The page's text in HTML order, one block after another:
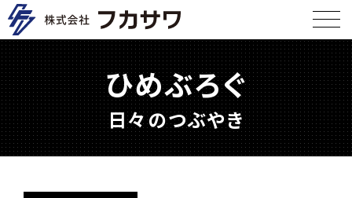
ひめぶろぐ
日々のつぶやき